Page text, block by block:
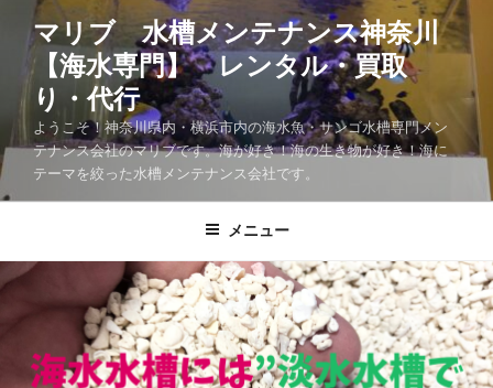
マリブ 水槽メンテナンス神奈川
【海水専門】 レンタル・買取
り・代行
ようこそ！神奈川県内・横浜市内の海水魚・サンゴ水槽専門メン
テナンス会社のマリブです。海が好き！海の生き物が好き！海に
テーマを絞った水槽メンテナンス会社です。
メニュー